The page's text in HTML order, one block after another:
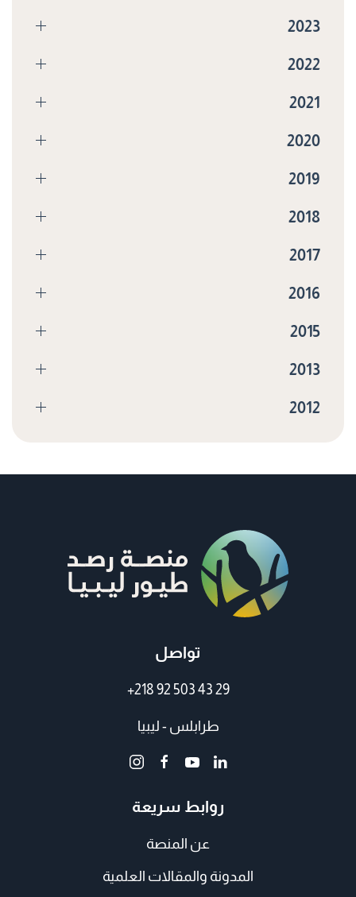
2023
2022
2021
2020
2019
2018
2017
2016
2015
2013
2012
تواصل
+218 92 503 43 29
طرابلس - ليبيا
روابط سريعة
عن المنصة
المدونة والمقالات العلمية